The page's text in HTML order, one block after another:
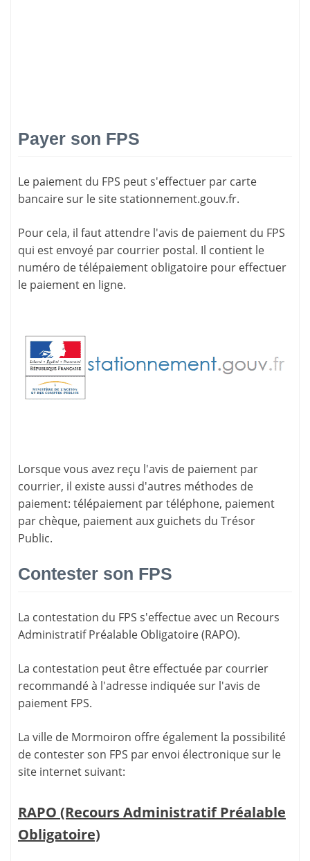
Payer son FPS
Le paiement du FPS peut s'effectuer par carte
bancaire sur le sitestationnement.gouv.fr.
Pour cela, il faut attendre l'avis de paiement du FPS
qui est envoyé par courrier postal. Il contient le
numéro de télépaiement obligatoire pour effectuer
le paiement en ligne.
Lorsque vous avez reçu l'avis de paiement par
courrier, il existe aussi d'autres méthodes de
paiement: télépaiement par téléphone, paiement
par chèque, paiement aux guichets du Trésor
Public.
Contester son FPS
La contestation du FPS s'effectue avec un Recours
Administratif Préalable Obligatoire (RAPO).
La contestation peut être effectuée par courrier
recommandé à l'adresse indiquée sur l'avis de
paiement FPS.
La ville de Mormoiron offre également la possibilité
de contester son FPS par envoi électronique sur le
site internet suivant:
RAPO (Recours Administratif Préalable
Obligatoire)